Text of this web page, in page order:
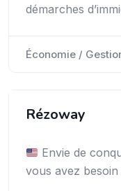
démarches
Économie /
Rézoway
Envie de
vous avez besoin